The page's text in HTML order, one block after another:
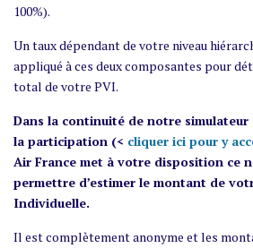
100%).
Un taux dépendant de votre niveau
appliqué à ces deux composantes pour
total de votre PVI.
Dans la continuité de notre simulateur
la participation (< cliquer ici pour y
Air France met à votre disposition ce
permettre d’estimer le montant de
Individuelle.
Il est complètement anonyme et les